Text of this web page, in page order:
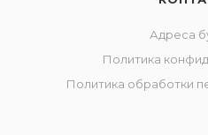
Адреса
Политика
Политика обработки